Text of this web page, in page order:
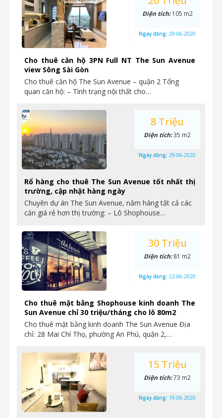
Cho thuê căn hộ 3PN Full NT The Sun Avenue
view Sông Sài Gòn
Cho thuê căn hộ The Sun Avenue – quận 2 Tổng
quan căn hộ: – Tình trạng nội thất cho…
Diện tích:105 m2
Ngày đăng: 29-06-2020
Rổ hàng cho thuê The Sun Avenue tốt nhất thị
trường, cập nhật hàng ngày
Chuyên dự án The Sun Avenue, nắm hàng tất cả các
căn giá rẻ hơn thị trường: – Lô Shophouse…
8 Triệu
Diện tích:35 m2
Ngày đăng: 29-06-2020
Cho thuê mặt bằng Shophouse kinh doanh The
Sun Avenue chỉ 30 triệu/tháng cho lô 80m2
Cho thuê mặt bằng kinh doanh The Sun Avenue Địa
chỉ: 28 Mai Chí Thọ, phường An Phú, quận 2,…
30 Triệu
Diện tích:81 m2
Ngày đăng: 22-06-2020
15 Triệu
Diện tích:73 m2
Ngày đăng: 19-06-2020